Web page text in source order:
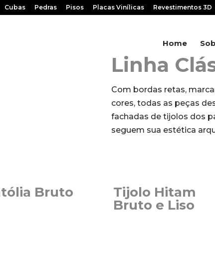
Cubas Pedras Pisos Placas Vinílicas Revestimentos 3D
Home
Linha
Com bordas retas,
cores, todas as peças
fachadas de tijolos dos
seguem sua estética
Bruto
Tijolo Hitam
Bruto e Liso